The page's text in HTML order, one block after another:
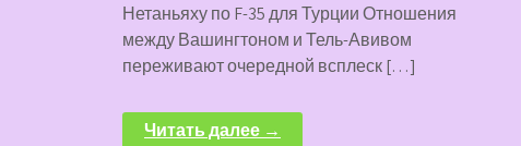
Нетаньяху по F-35 для Турции Отношения
между Вашингтоном и Тель-Авивом
переживают очередной всплеск […]
Читать далее →